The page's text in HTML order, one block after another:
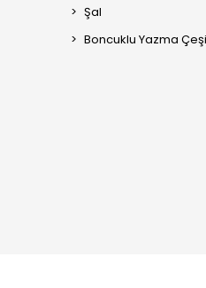
Şal
Boncuklu Yazma